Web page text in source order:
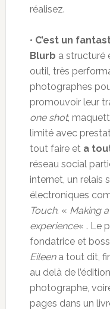
réalisez.
• C’est un
Blurb a structuré
outil, très
photographes
promouvoir leur
one shot,
limité avec
tout faire et a
réseau social
internet, un relais
électroniques
Touch. « Making
experience« . Le
fondatrice et
Eileena tout dit,
au delà de
photographe,
pages dans un